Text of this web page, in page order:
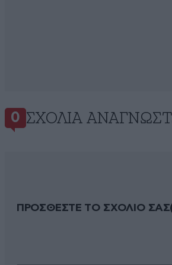
0 ΣΧΌΛΙΑ
ΠΡΟΣΘΕΣΤΕ ΤΟ ΣΧΟΛΙΟ ΣΑΣ